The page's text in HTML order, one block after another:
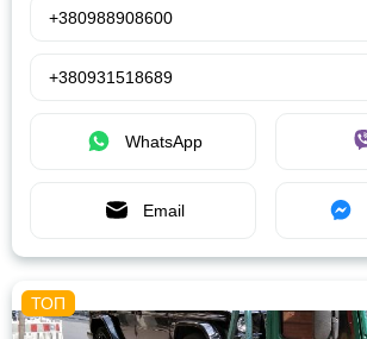
+380988908600
+380931518689
WhatsApp
Email